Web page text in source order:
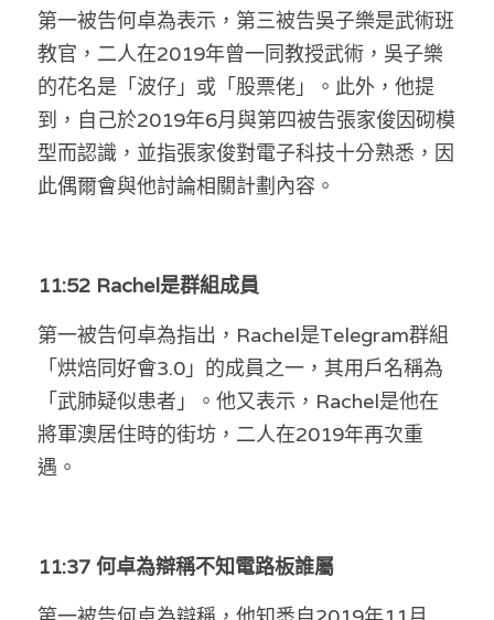
第一被告何卓為表示，第三被告吳子樂是武術班
教官，二人在2019年曾一同教授武術，吳子樂
的花名是「波仔」或「股票佬」。此外，他提
到，自己於2019年6月與第四被告張家俊因砌模
型而認識，並指張家俊對電子科技十分熟悉，因
此偶爾會與他討論相關計劃內容。
11:52 Rachel是群組成員
第一被告何卓為指出，Rachel是Telegram群組
「烘焙同好會3.0」的成員之一，其用戶名稱為
「武肺疑似患者」。他又表示，Rachel是他在
將軍澳居住時的街坊，二人在2019年再次重
遇。
11:37 何卓為辯稱不知電路板誰屬